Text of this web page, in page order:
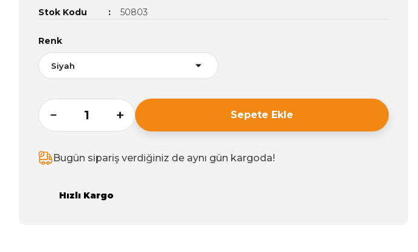
Stok Kodu
50803
Renk
Sepete Ekle
Bugün sipariş verdiğiniz de aynı gün kargoda!
Hızlı Kargo